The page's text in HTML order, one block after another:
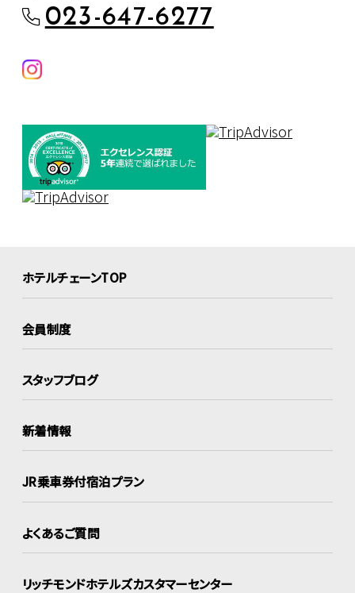
023-647-6277
ホテルチェーンTOP
会員制度
スタッフブログ
新着情報
JR乗車券付宿泊プラン
よくあるご質問
リッチモンドホテルズカスタマーセンター